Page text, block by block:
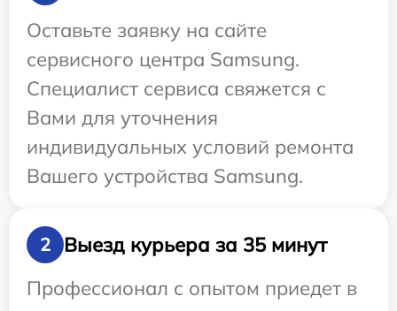
Оставьте заявку на сайте
сервисного центра Samsung.
Специалист сервиса свяжется с
Вами для уточнения
индивидуальных условий ремонта
Вашего устройства Samsung.
2
Выезд курьера за 35 минут
Профессионал с опытом приедет в